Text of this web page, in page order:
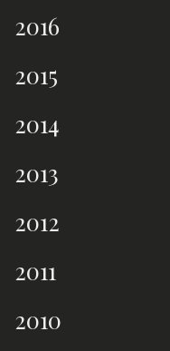
2016
2015
2014
2013
2012
2011
2010